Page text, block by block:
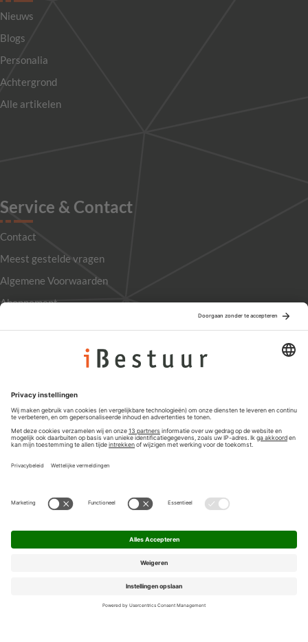
Nieuws
Blogs
Personalia
Achtergrond
Alle artikelen
Service & Contact
Contact
Meest gestelde vragen
Algemene Voorwaarden
Abonnement
Privacyinstellingen